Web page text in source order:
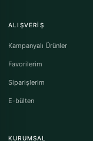
ALIŞVERIŞ
Kampanyalı Ürünler
Favorilerim
Siparişlerim
E-bülten
KURUMSAL